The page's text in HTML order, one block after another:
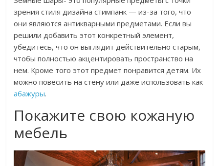
зрения стиля дизайна стимпанк — из-за того, что
они являются антикварными предметами. Если вы
решили добавить этот конкретный элемент,
убедитесь, что он выглядит действительно старым,
чтобы полностью акцентировать пространство на
нем. Кроме того этот предмет понравится детям. Их
можно повесить на стену или даже использовать как
абажуры.
Покажите свою кожаную
мебель